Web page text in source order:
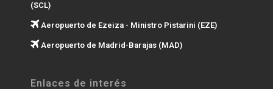
(SCL)
Aeropuerto de Ezeiza - Ministro Pistarini (EZE)
Aeropuerto de Madrid-Barajas (MAD)
Enlaces de interés